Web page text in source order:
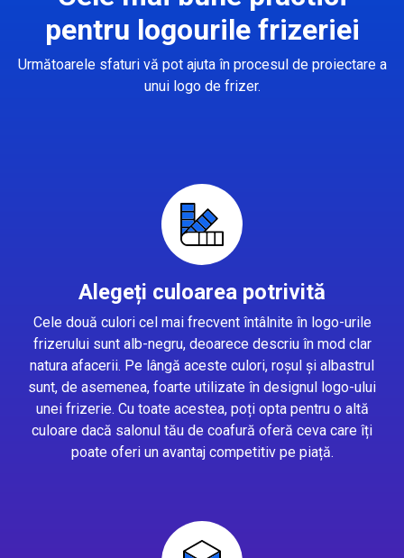
pentru logourile frizeriei
Următoarele sfaturi vă pot ajuta în procesul de proiectare a
unui logo de frizer.
Alegeți culoarea potrivită
Cele două culori cel mai frecvent întâlnite în logo-urile
frizerului sunt alb-negru, deoarece descriu în mod clar
natura afacerii. Pe lângă aceste culori, roșul și albastrul
sunt, de asemenea, foarte utilizate în designul logo-ului
unei frizerie. Cu toate acestea, poți opta pentru o altă
culoare dacă salonul tău de coafură oferă ceva care îți
poate oferi un avantaj competitiv pe piață.